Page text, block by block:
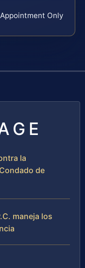
Only
la
de
maneja los